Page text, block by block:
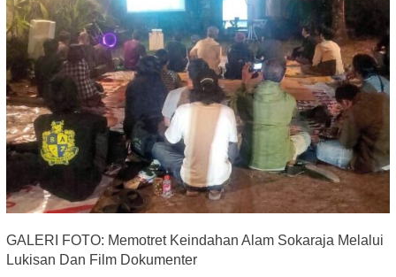
GALERI FOTO: Memotret Keindahan Alam Sokaraja Melalui
Lukisan Dan Film Dokumenter